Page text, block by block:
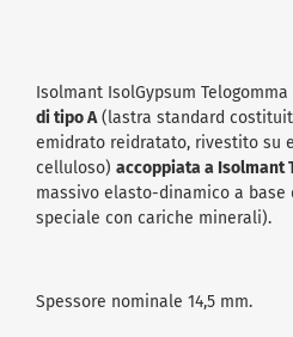
Isolmant IsolGypsum Telogomma
di tipo A(lastra standard
emidrato reidratato, rivestito su
celluloso) accoppiata a Isolmant
massivo elasto-dinamico a base
speciale con cariche minerali).
Spessore nominale 14,5 mm.